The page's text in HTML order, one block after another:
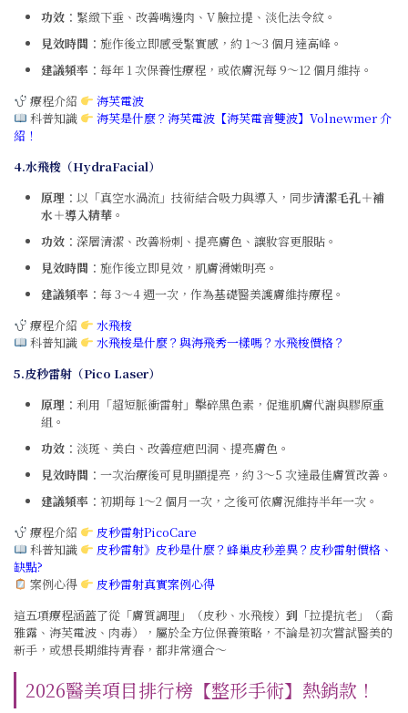
功效 ：緊緻下垂、改善嘴邊肉、V 臉拉提、淡化法令紋。
見效時間 ：施作後立即感受緊實感，約 1～3 個月達高峰。
建議頻率 ：每年 1 次保養性療程，或依膚況每 9～12 個月維持。
療程介紹
海芙電波
科普知識
海芙是什麼？海芙電波【海芙電音雙波】Volnewmer 介
紹！
4.水飛梭（HydraFacial）
原理 ：以「真空水渦流」技術結合吸力與導入，同步清潔毛孔＋補
水＋導入精華 。
功效 ：深層清潔、改善粉刺、提亮膚色、讓妝容更服貼。
見效時間 ：施作後立即見效，肌膚滑嫩明亮。
建議頻率 ：每 3～4 週一次，作為基礎醫美護膚維持療程。
療程介紹
水飛梭
科普知識
水飛梭是什麼？與海飛秀一樣嗎？水飛梭價格？
5.皮秒雷射（Pico Laser）
原理 ：利用「超短脈衝雷射」擊碎黑色素，促進肌膚代謝與膠原重
組。
功效 ：淡斑、美白、改善痘疤凹洞、提亮膚色。
見效時間 ：一次治療後可見明顯提亮，約 3～5 次達最佳膚質改善。
建議頻率 ：初期每 1～2 個月一次，之後可依膚況維持半年一次。
療程介紹
皮秒雷射PicoCare
科普知識
皮秒雷射》皮秒是什麼？蜂巢皮秒差異？皮秒雷射價格、
缺點?
案例心得
皮秒雷射真實案例心得
這五項療程涵蓋了從「膚質調理」（皮秒、水飛梭） 到「拉提抗老」（喬
雅露、海芙電波、肉毒），屬於全方位保養策略，不論是初次嘗試醫美的
新手，或想長期維持青春，都非常適合～
2026醫美項目排行榜【整形手術】熱銷款！